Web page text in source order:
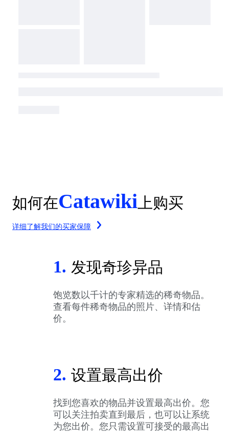
如何在Catawiki 上购买
详细了解我们的买家保障
1. 发现奇珍异品
饱览数以千计的专家精选的稀奇物品。
查看每件稀奇物品的照片、详情和估
价。
2. 设置最高出价
找到您喜欢的物品并设置最高出价。您
可以关注拍卖直到最后，也可以让系统
为您出价。您只需设置可接受的最高出